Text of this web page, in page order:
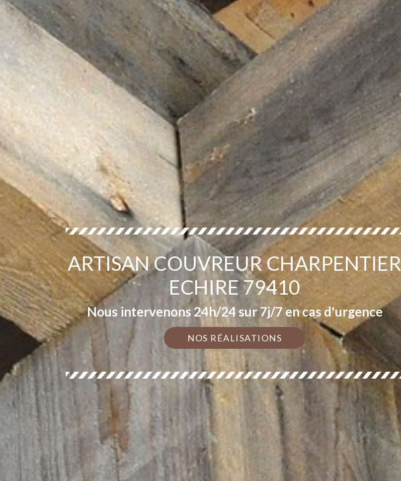
ARTISAN COUVREUR CHARPENTIER
ECHIRE 79410
Nous intervenons 24h/24 sur 7j/7 en cas d'urgence
NOS RÉALISATIONS